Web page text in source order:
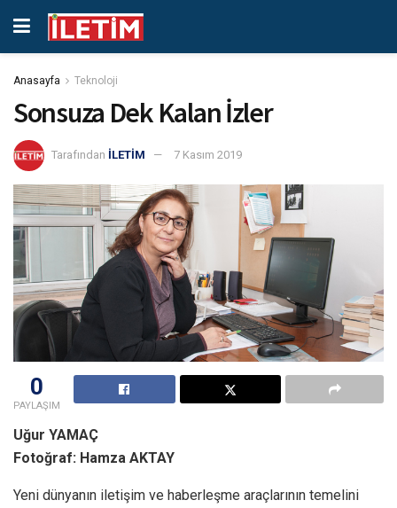
Anasayfa Teknoloji
Sonsuza Dek Kalan İzler
Tarafından İLETİM 7 Kasım 2019
0
PAYLAŞIM
Uğur YAMAÇ
Fotoğraf: Hamza AKTAY
Yeni dünyanın iletişim ve haberleşme araçlarının temelini